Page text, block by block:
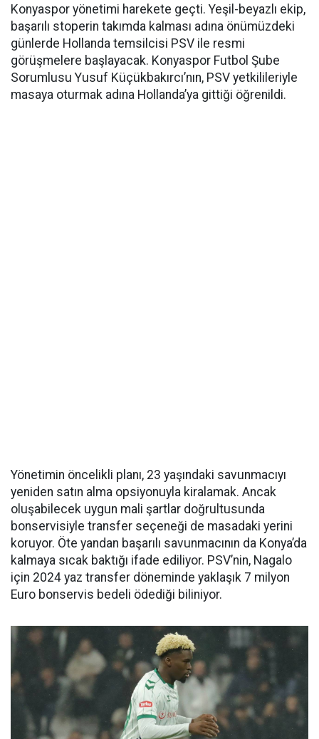
Konyaspor yönetimi harekete geçti. Yeşil-beyazlı ekip,
başarılı stoperin takımda kalması adına önümüzdeki
günlerde Hollanda temsilcisi PSV ile resmi
görüşmelere başlayacak. Konyaspor Futbol Şube
Sorumlusu Yusuf Küçükbakırcı’nın, PSV yetkilileriyle
masaya oturmak adına Hollanda’ya gittiği öğrenildi.
Yönetimin öncelikli planı, 23 yaşındaki savunmacıyı
yeniden satın alma opsiyonuyla kiralamak. Ancak
oluşabilecek uygun mali şartlar doğrultusunda
bonservisiyle transfer seçeneği de masadaki yerini
koruyor. Öte yandan başarılı savunmacının da Konya’da
kalmaya sıcak baktığı ifade ediliyor. PSV’nin, Nagalo
için 2024 yaz transfer döneminde yaklaşık 7 milyon
Euro bonservis bedeli ödediği biliniyor.